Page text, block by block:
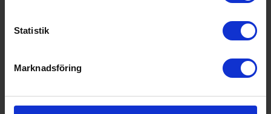
Statistik
Marknadsföring